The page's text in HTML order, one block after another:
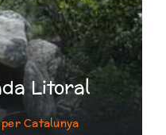
Litoral
Catalunya